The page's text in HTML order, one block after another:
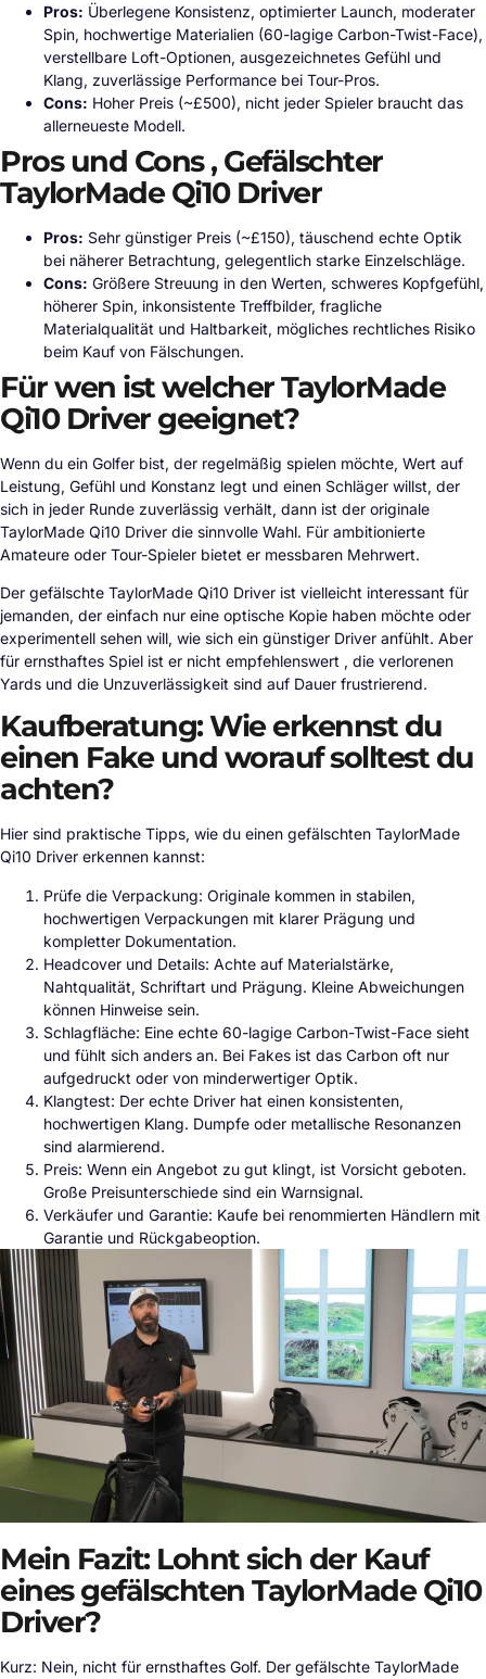
Pros: Überlegene Konsistenz, optimierter Launch, moderater
Spin, hochwertige Materialien (60-lagige Carbon-Twist-Face),
verstellbare Loft-Optionen, ausgezeichnetes Gefühl und
Klang, zuverlässige Performance bei Tour-Pros.
Cons: Hoher Preis (~£500), nicht jeder Spieler braucht das
allerneueste Modell.
Pros und Cons , Gefälschter
TaylorMade Qi10 Driver
Pros: Sehr günstiger Preis (~£150), täuschend echte Optik
bei näherer Betrachtung, gelegentlich starke Einzelschläge.
Cons: Größere Streuung in den Werten, schweres Kopfgefühl,
höherer Spin, inkonsistente Treffbilder, fragliche
Materialqualität und Haltbarkeit, mögliches rechtliches Risiko
beim Kauf von Fälschungen.
Für wen ist welcher TaylorMade
Qi10 Driver geeignet?
Wenn du ein Golfer bist, der regelmäßig spielen möchte, Wert auf
Leistung, Gefühl und Konstanz legt und einen Schläger willst, der
sich in jeder Runde zuverlässig verhält, dann ist der originale
TaylorMade Qi10 Driver die sinnvolle Wahl. Für ambitionierte
Amateure oder Tour-Spieler bietet er messbaren Mehrwert.
Der gefälschte TaylorMade Qi10 Driver ist vielleicht interessant für
jemanden, der einfach nur eine optische Kopie haben möchte oder
experimentell sehen will, wie sich ein günstiger Driver anfühlt. Aber
für ernsthaftes Spiel ist er nicht empfehlenswert , die verlorenen
Yards und die Unzuverlässigkeit sind auf Dauer frustrierend.
Kaufberatung: Wie erkennst du
einen Fake und worauf solltest du
achten?
Hier sind praktische Tipps, wie du einen gefälschten TaylorMade
Qi10 Driver erkennen kannst:
Prüfe die Verpackung: Originale kommen in stabilen,
hochwertigen Verpackungen mit klarer Prägung und
kompletter Dokumentation.
Headcover und Details: Achte auf Materialstärke,
Nahtqualität, Schriftart und Prägung. Kleine Abweichungen
können Hinweise sein.
Schlagfläche: Eine echte 60-lagige Carbon-Twist-Face sieht
und fühlt sich anders an. Bei Fakes ist das Carbon oft nur
aufgedruckt oder von minderwertiger Optik.
Klangtest: Der echte Driver hat einen konsistenten,
hochwertigen Klang. Dumpfe oder metallische Resonanzen
sind alarmierend.
Preis: Wenn ein Angebot zu gut klingt, ist Vorsicht geboten.
Große Preisunterschiede sind ein Warnsignal.
Verkäufer und Garantie: Kaufe bei renommierten Händlern mit
Garantie und Rückgabeoption.
Mein Fazit: Lohnt sich der Kauf
eines gefälschten TaylorMade Qi10
Driver?
Kurz: Nein, nicht für ernsthaftes Golf. Der gefälschte TaylorMade